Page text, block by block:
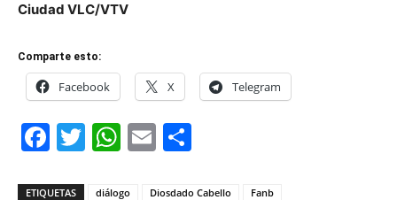
Ciudad VLC/VTV
Comparte esto:
Facebook X Telegram
Facebook
Twitter
WhatsApp
Email
ETIQUETAS diálogo Diosdado Cabello
Fanb